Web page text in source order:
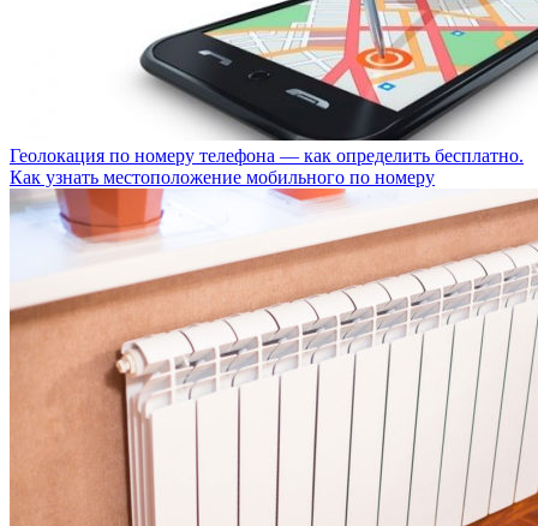
Геолокация по номеру телефона — как определить бесплатно.
Как узнать местоположение мобильного по номеру